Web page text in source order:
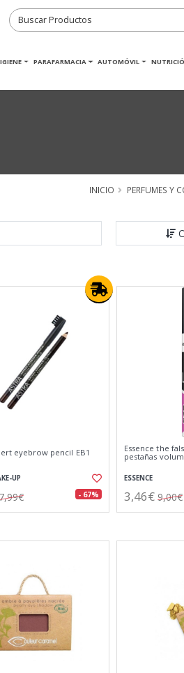
PARAFARMACIA AUTOMÓVIL
INICIO PERFUMES Y
eyebrow pencil EB1
UP
- 67%
Essence the
pestañas
ESSENCE
3,46€ 9,00€